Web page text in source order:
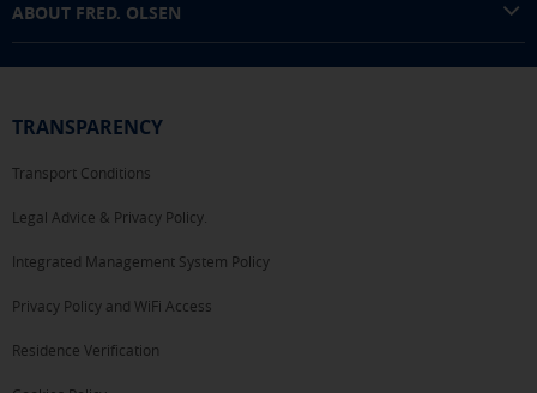
ABOUT FRED. OLSEN
TRANSPARENCY
Transport Conditions
Legal Advice & Privacy Policy.
Integrated Management System Policy
Privacy Policy and WiFi Access
Residence Verification